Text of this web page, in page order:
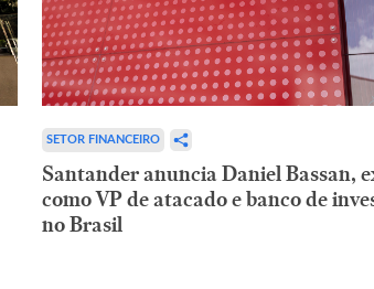
SETOR FINANCEIRO
Santander anuncia Daniel Bassan,
como VP de atacado e banco de
no Brasil